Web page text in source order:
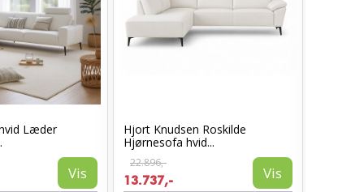
Læder
Vis
Hjort Knudsen Roskilde
Hjørnesofa hvid...
22.896,-
13.737,- Vis